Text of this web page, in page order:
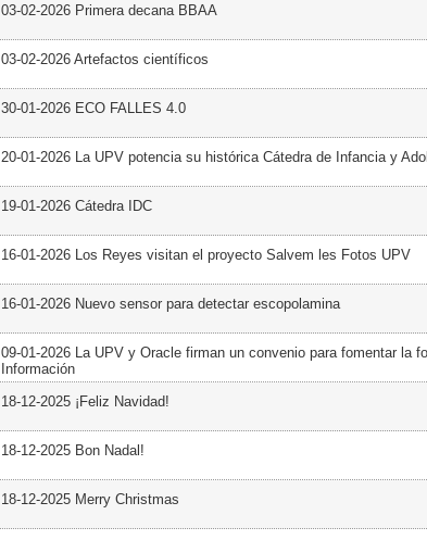
03-02-2026 Primera decana BBAA
03-02-2026 Artefactos científicos
30-01-2026 ECO FALLES 4.0
20-01-2026 La UPV potencia su histórica Cátedra de Infancia y
19-01-2026 Cátedra IDC
16-01-2026 Los Reyes visitan el proyecto Salvem les Fotos UPV
16-01-2026 Nuevo sensor para detectar escopolamina
09-01-2026 La UPV y Oracle firman un convenio para fomentar la
Información
18-12-2025 ¡Feliz Navidad!
18-12-2025 Bon Nadal!
18-12-2025 Merry Christmas